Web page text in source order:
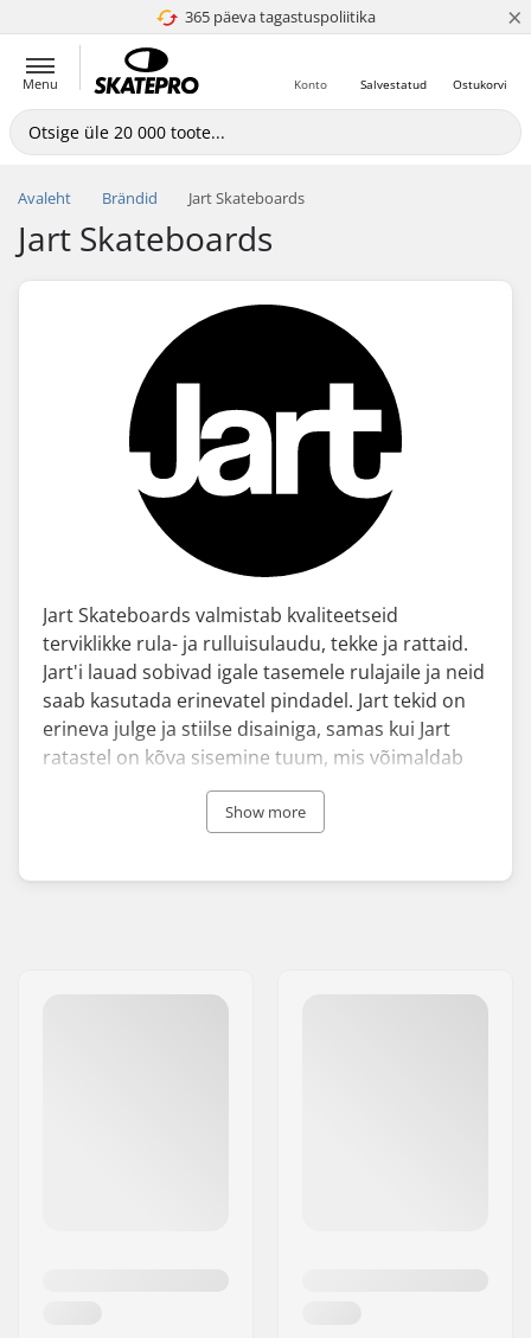
365 päeva tagastuspoliitika
4.8 paljaks 5 ×
Menu Ostukorvi
Salvestatud
Konto
Avaleht Brändid Jart Skateboards
Jart Skateboards
Jart Skateboards valmistab kvaliteetseid
terviklikke rula- ja rulluisulaudu, tekke ja rattaid.
Jart'i lauad sobivad igale tasemele rulajaile ja neid
saab kasutada erinevatel pindadel. Jart tekid on
erineva julge ja stiilse disainiga, samas kui Jart
ratastel on kõva sisemine tuum, mis võimaldab
2002. aastal Hispaanias vendade Iraola poolt
Jart Skateboards usub rohelisemasse planeeti ja
Show more